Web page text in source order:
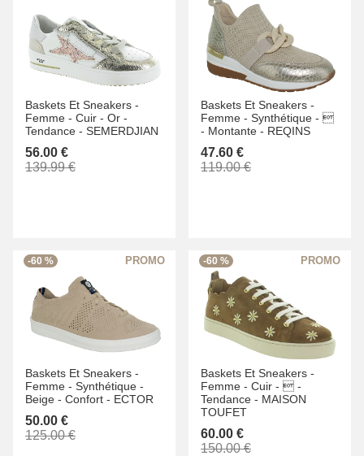
Baskets Et Sneakers -
Femme - Cuir - Or -
Tendance - SEMERDJIAN
56.00 €
139.99 €
Baskets Et Sneakers -
Femme - Synthétique - 
- Montante - REQINS
47.60 €
119.00 €
-60 %
Baskets Et Sneakers -
Femme - Synthétique -
Beige - Confort - ECTOR
50.00 €
125.00 €
-60 %
Baskets Et Sneakers -
Femme - Cuir -  -
Tendance - MAISON
TOUFET
60.00 €
150.00 €